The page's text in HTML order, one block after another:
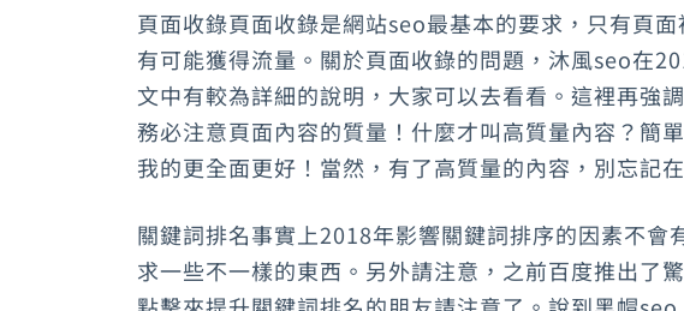
頁面收錄頁面收錄是網站seo最基本的要求，只有頁
有可能獲得流量。關於頁面收錄的問題，沐風seo在
文中有較為詳細的說明，大家可以去看看。這裡再強
務必注意頁面內容的質量！什麼才叫高質量內容？簡
我的更全面更好！當然，有了高質量的內容，別忘記
關鍵詞排名事實上2018年影響關鍵詞排序的因素不會
求一些不一樣的東西。另外請注意，之前百度推出了